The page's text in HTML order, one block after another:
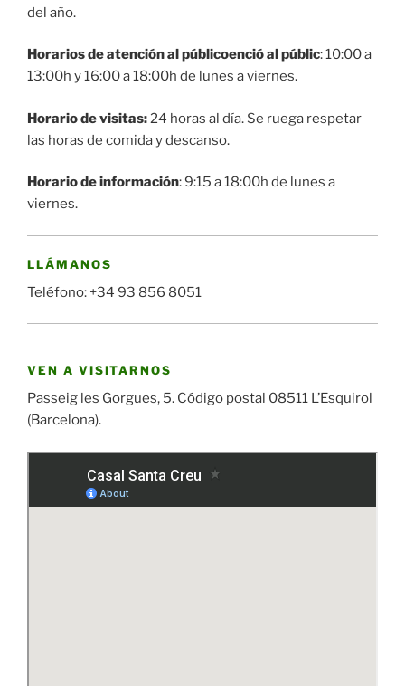
del año.
Horarios de atención al públicoenció al públic: 10:00 a
13:00h y 16:00 a 18:00h de lunes a viernes.
Horario de visitas:24 horas al día. Se ruega respetar
las horas de comida y descanso.
Horario de información: 9:15 a 18:00h de lunes a
viernes.
LLÁMANOS
Teléfono: +34 93 856 8051
VEN A VISITARNOS
Passeig les Gorgues, 5. Código postal 08511 L’Esquirol
(Barcelona).